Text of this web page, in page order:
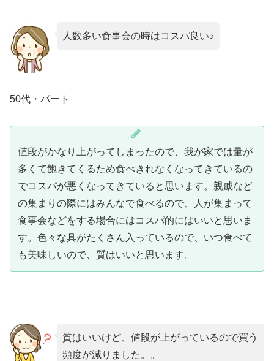
人数多い食事会の時はコスパ良い♪
50代・パート
値段がかなり上がってしまったので、我が家では量が
多くて飽きてくるため食べきれなくなってきているの
でコスパが悪くなってきていると思います。親戚など
の集まりの際にはみんなで食べるので、人が集まって
食事会などをする場合にはコスパ的にはいいと思いま
す。色々な具がたくさん入っているので、いつ食べて
も美味しいので、質はいいと思います。
質はいいけど、値段が上がっているので買う
頻度が減りました。。